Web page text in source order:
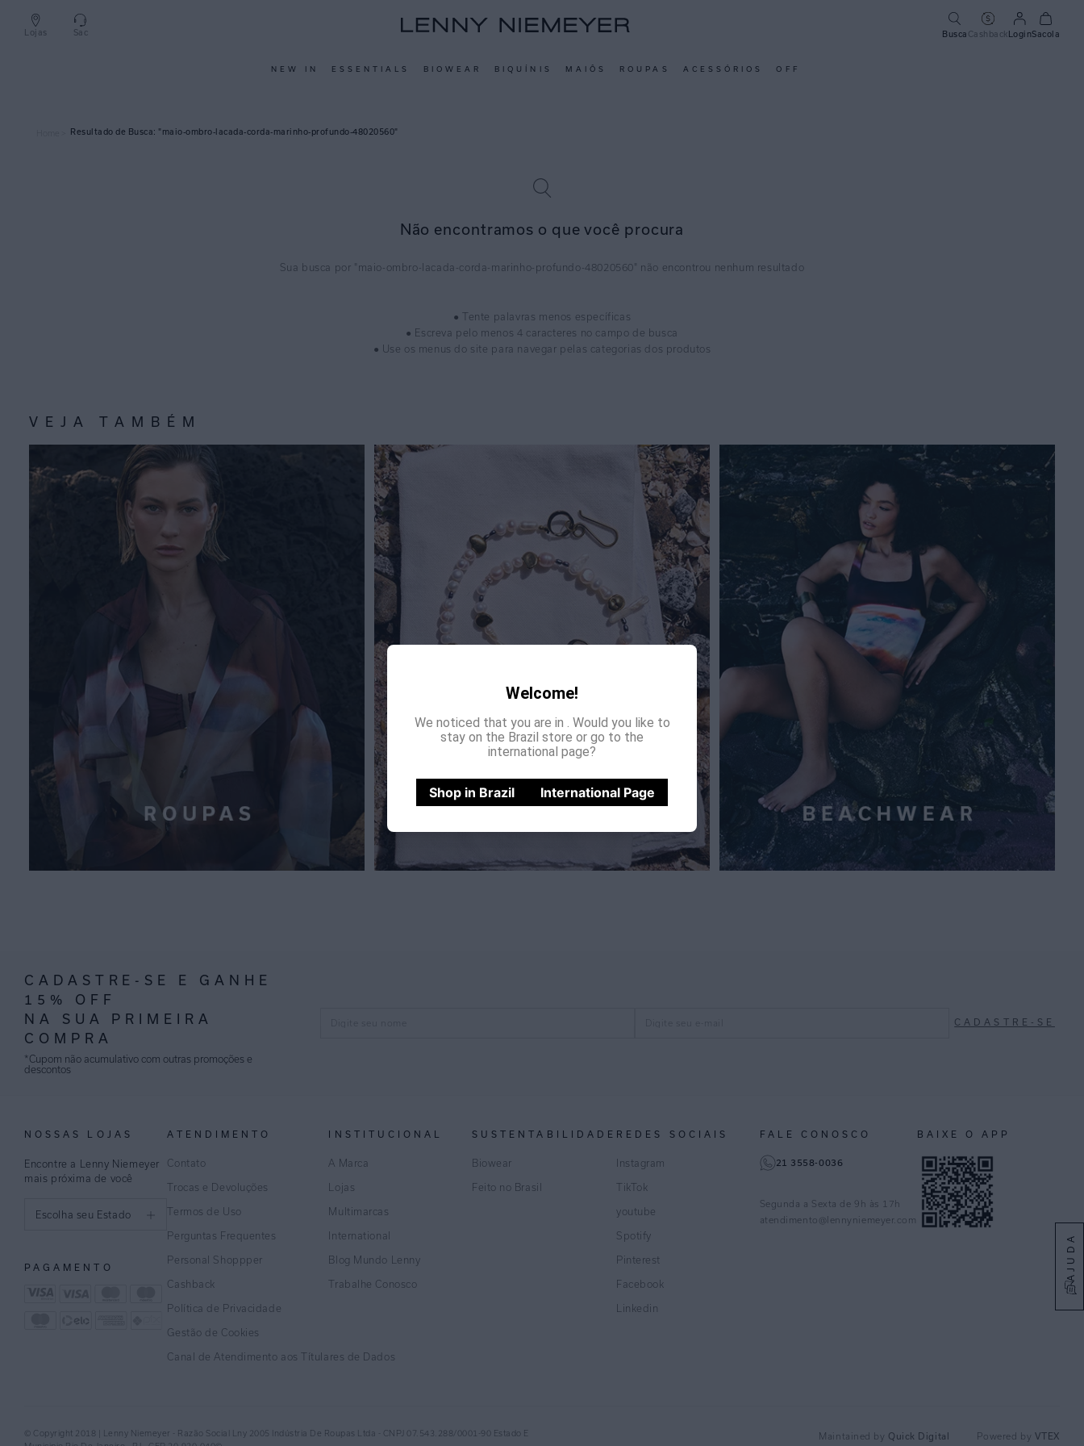
AJUDA
Lojas Sac Busca CashbackLoginSacola
NEW IN ESSENTIALS BIOWEAR BIQUÍNIS MAIÔS ROUPAS ACESSÓRIOS OFF
Welcome!
We noticed that you are in
. Would you like to
stay on the Brazil store or go to the
international page?
Shop in Brazil International Page
maio-ombro-lacada-corda-marinho-profundo-48020560
Não encontramos o que você procura
maio-ombro-lacada-corda-marinho-profundo-48020560
● Tente palavras menos específicas
● Escreva pelo menos 4 caracteres no campo de busca
● Use os menus do site para navegar pelas categorias dos produtos
VEJA TAMBÉM
CADASTRE-SE E GANHE
15% OFF
NA SUA PRIMEIRA
COMPRA
*Cupom não acumulativo com outras promoções e
descontos
CADASTRE-SE
NOSSAS LOJAS
Encontre a Lenny Niemeyer
mais próxima de você
Escolha seu Estado
Distrito Federal
PAGAMENTO
ATENDIMENTO
Contato
Trocas e Devoluções
Termos de Uso
Perguntas Frequentes
Personal Shoppper
Cashback
Política de Privacidade
Gestão de Cookies
Canal de Atendimento aos Títulares de Dados
INSTITUCIONAL
A Marca
Lojas
Multimarcas
International
Blog Mundo Lenny
Trabalhe Conosco
SUSTENTABILIDADE
Biowear
Feito no Brasil
REDES SOCIAIS
Instagram
TikTok
youtube
Spotify
Pinterest
Facebook
Linkedin
FALE CONOSCO
21 3558-0036
Segunda a Sexta de 9h às 17h
atendimento@lennyniemeyer.com
BAIXE O APP
© Copyright 2018 | Lenny Niemeyer - Razão Social Lny 2005 Indústria De Roupas Ltda - CNPJ 07.543.288/0001-90 Estado E
Maintained by Quick Digital Powered by VTEX